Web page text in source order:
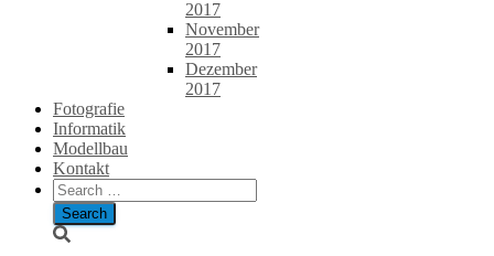
2017
November
2017
Dezember
2017
Fotografie
Informatik
Modellbau
Kontakt
Search
for: